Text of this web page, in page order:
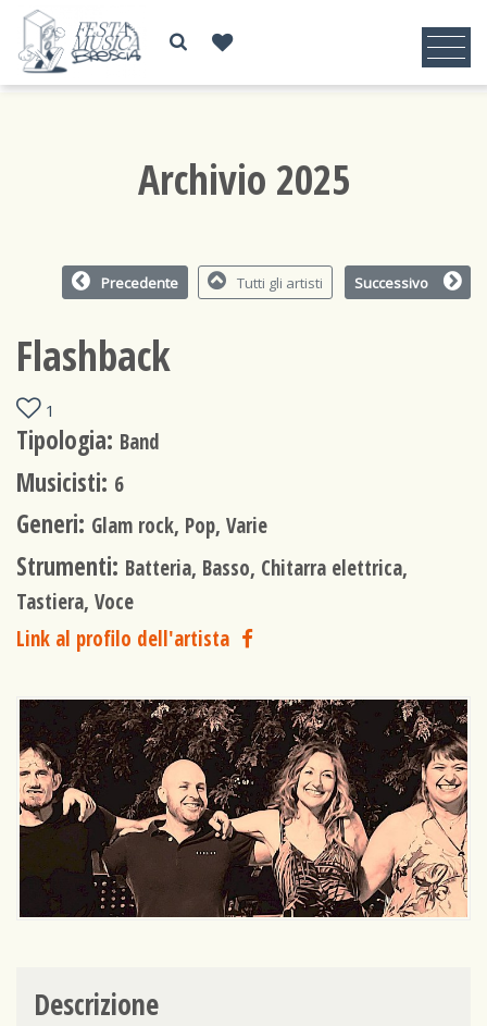
Archivio 2025
Precedente Tutti gli artisti Successivo
Flashback
1
Tipologia: Band
Musicisti: 6
Generi: Glam rock, Pop, Varie
Strumenti: Batteria, Basso, Chitarra elettrica,
Tastiera, Voce
Link al profilo dell'artista
Descrizione